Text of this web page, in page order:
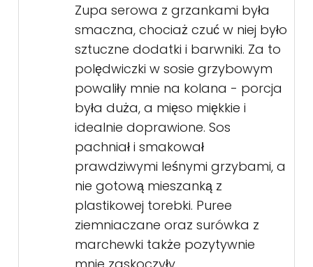
Zupa serowa z grzankami była
smaczna, chociaż czuć w niej było
sztuczne dodatki i barwniki. Za to
polędwiczki w sosie grzybowym
powaliły mnie na kolana - porcja
była duża, a mięso miękkie i
idealnie doprawione. Sos
pachniał i smakował
prawdziwymi leśnymi grzybami, a
nie gotową mieszanką z
plastikowej torebki. Puree
ziemniaczane oraz surówka z
marchewki także pozytywnie